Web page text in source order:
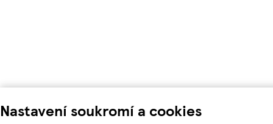
Nastavení soukromí a cookies